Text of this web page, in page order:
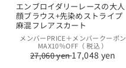
エンブロイダリーレースの大人
顔ブラウス+先染めストライプ
麻混フレアスカート
通
常
価
セ
ー
ル
メンバーPRICE＋メンバークーポン
MAX10％OFF（ 税込 ）
27,060 yen17,048 yen